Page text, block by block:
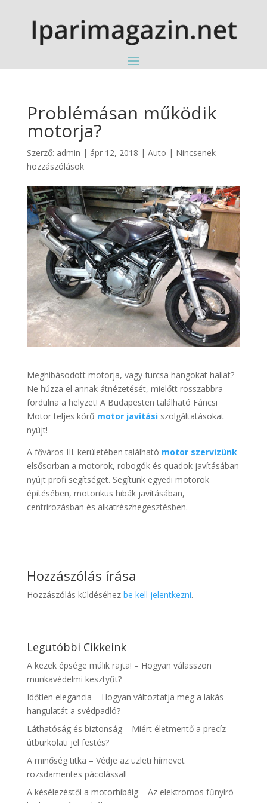
Problémásan működik
motorja?
Szerző: admin | ápr 12, 2018 | Auto | Nincsenek
hozzászólások
Meghibásodott motorja, vagy furcsa hangokat hallat?
Ne húzza el annak átnézetését, mielőtt rosszabbra
fordulna a helyzet! A Budapesten található Fáncsi
Motor teljes körű motor javítási szolgáltatásokat
nyújt!
A főváros III. kerületében található motor szervizünk
elsősorban a motorok, robogók és quadok javításában
nyújt profi segítséget. Segítünk egyedi motorok
építésében, motorikus hibák javításában,
centrírozásban és alkatrészhegesztésben.
Hozzászólás írása
Hozzászólás küldéséhez be kell jelentkezni.
Legutóbbi Cikkeink
A kezek épsége múlik rajta! – Hogyan válasszon
munkavédelmi kesztyűt?
Időtlen elegancia – Hogyan változtatja meg a lakás
hangulatát a svédpadló?
Láthatóság és biztonság – Miért életmentő a precíz
útburkolati jel festés?
A minőség titka – Védje az üzleti hírnevet
rozsdamentes pácolással!
A késélezéstől a motorhibáig – Az elektromos fűnyíró